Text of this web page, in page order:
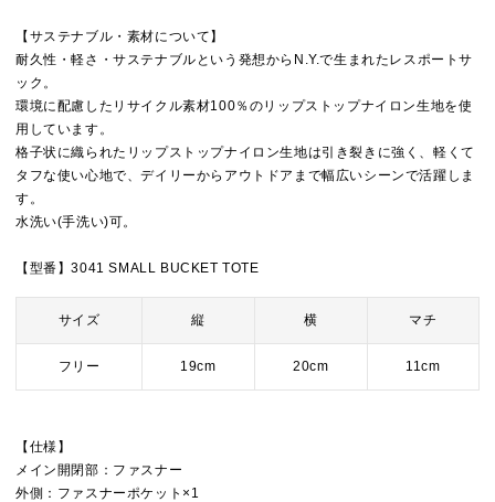
【サステナブル・素材について】
耐久性・軽さ・サステナブルという発想からN.Y.で生まれたレスポートサ
ック。
環境に配慮したリサイクル素材100％のリップストップナイロン生地を使
用しています。
格子状に織られたリップストップナイロン生地は引き裂きに強く、軽くて
タフな使い心地で、デイリーからアウトドアまで幅広いシーンで活躍しま
す。
水洗い(手洗い)可。
【型番】3041 SMALL BUCKET TOTE
サイズ 縦 横 マチ
フリー 19cm 20cm 11cm
【仕様】
メイン開閉部：ファスナー
外側：ファスナーポケット×1